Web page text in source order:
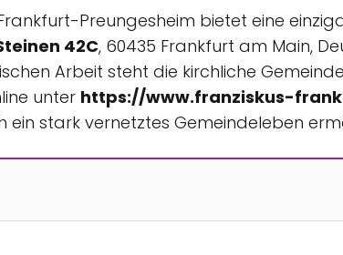
Preungesheim bietet eine
42C, 60435 Frankfurt am Main,
Arbeit steht die kirchliche
unter https://www.franziskus-
ein stark vernetztes Gemeindeleben